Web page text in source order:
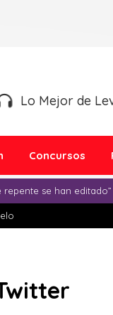
Lo Mejor de
Concursos
se han editado”